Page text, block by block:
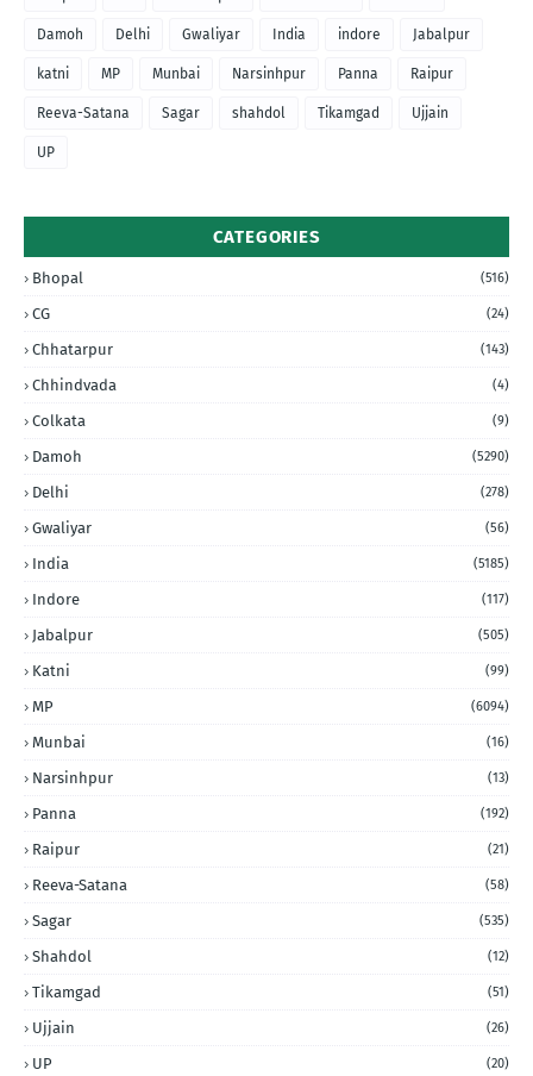
Damoh Delhi Gwaliyar India indore Jabalpur
katni MP Munbai Narsinhpur Panna Raipur
Reeva-Satana Sagar shahdol Tikamgad Ujjain
UP
CATEGORIES
Bhopal (516)
CG (24)
Chhatarpur (143)
Chhindvada (4)
Colkata (9)
Damoh (5290)
Delhi (278)
Gwaliyar (56)
India (5185)
Indore (117)
Jabalpur (505)
Katni (99)
MP (6094)
Munbai (16)
Narsinhpur (13)
Panna (192)
Raipur (21)
Reeva-Satana (58)
Sagar (535)
Shahdol (12)
Tikamgad (51)
Ujjain (26)
UP (20)